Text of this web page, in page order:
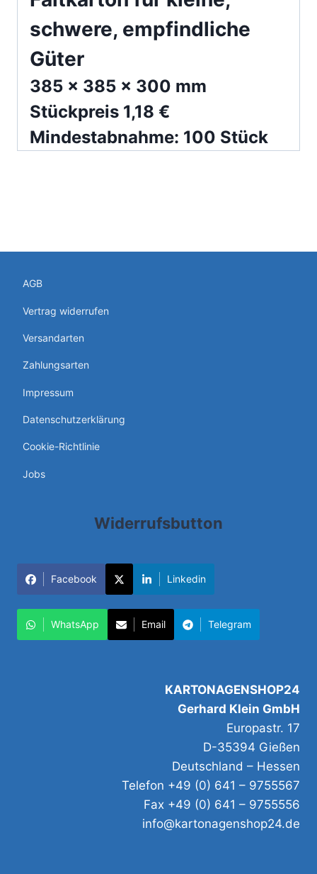
schwere, empfindliche
Güter
385 x 385 x 300 mm
Stückpreis 1,18 €
Mindestabnahme: 100 Stück
AGB
Vertrag widerrufen
Versandarten
Zahlungsarten
Impressum
Datenschutzerklärung
Cookie-Richtlinie
Jobs
Widerrufsbutton
Facebook Linkedin
WhatsApp Email Telegram
KARTONAGENSHOP24
Gerhard Klein GmbH
Europastr. 17
D-35394 Gießen
Deutschland – Hessen
Telefon +49 (0) 641 – 9755567
Fax +49 (0) 641 – 9755556
info@kartonagenshop24.de